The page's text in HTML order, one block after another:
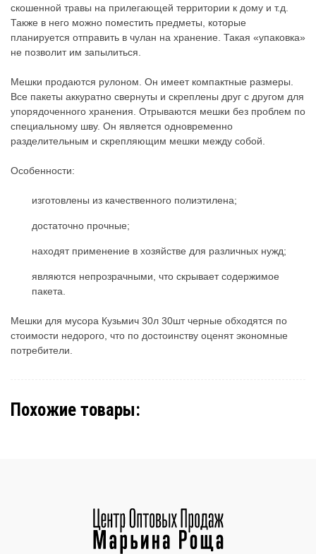
скошенной травы на прилегающей территории к дому и т.д.
Также в него можно поместить предметы, которые
планируется отправить в чулан на хранение. Такая «упаковка»
не позволит им запылиться.
Мешки продаются рулоном. Он имеет компактные размеры.
Все пакеты аккуратно свернуты и скреплены друг с другом для
упорядоченного хранения. Отрываются мешки без проблем по
специальному шву. Он является одновременно
разделительным и скрепляющим мешки между собой.
Особенности:
изготовлены из качественного полиэтилена;
достаточно прочные;
находят применение в хозяйстве для различных нужд;
являются непрозрачными, что скрывает содержимое
пакета.
Мешки для мусора Кузьмич 30л 30шт черные обходятся по
стоимости недорого, что по достоинству оценят экономные
потребители.
Похожие товары: